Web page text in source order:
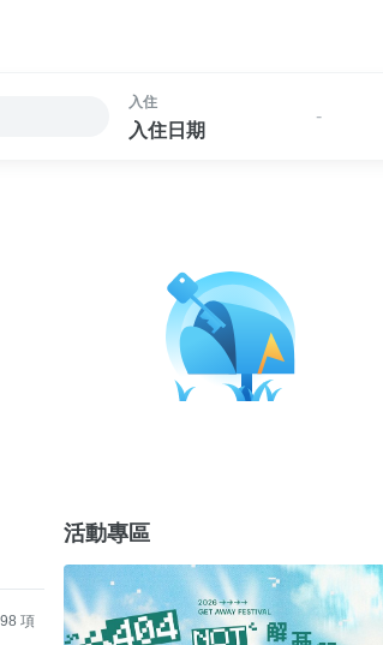
入住
入住日期
-
項
活動專區